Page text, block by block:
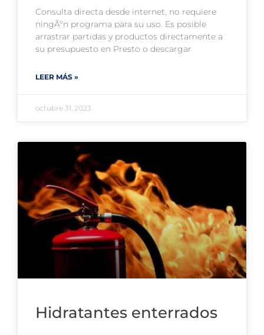
Consulta directa desde internet, no requiere
ningÃºn programa para su uso. Es posible
arrastrar partidas y productos directamente a
su presupuesto en Presto o descargar
LEER MÁS »
octubre 31, 2023
Hidratantes enterrados